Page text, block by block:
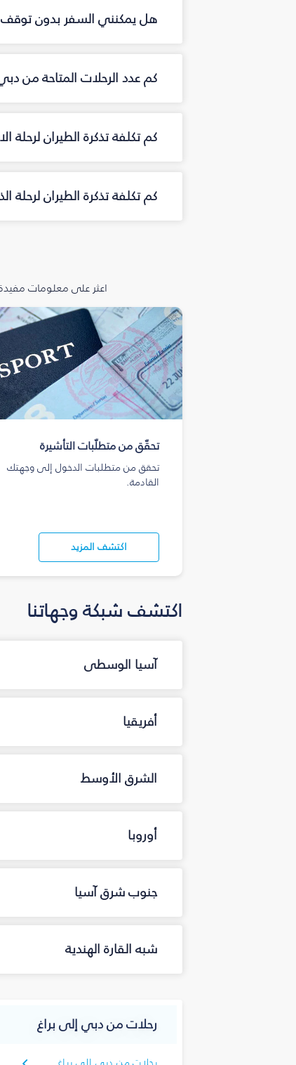
هل يمكنني السفر بدون
كم عدد الرحلات المتاحة من
كم تكلفة تذكرة الطيران لرحلة
كم تكلفة تذكرة الطيران
اعثر على معلومات
تحقّق من متطلّبات التأشيرة
تحقق من متطلبات الدخول إلى وجهتك
القادمة.
اكتشف المزيد
اكتشف شبكة وجهاتنا
آسيا الوسطى
أفريقيا
الشرق الأوسط
أوروبا
جنوب شرق آسيا
شبه القارة الهندية
رحلات من دبي إلى براغ